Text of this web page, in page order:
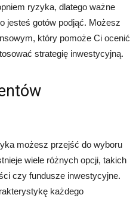
ryzyka, dlatego ważne
jesteś gotów podjąć. Możesz
który pomoże Ci ocenić
strategię inwestycyjną.
możesz przejść do wyboru
wiele różnych opcji, takich
czy fundusze inwestycyjne.
każdego